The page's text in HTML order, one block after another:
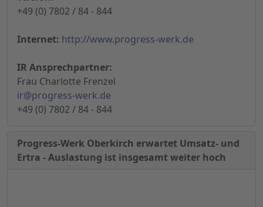
+49 (0) 7802 / 84 - 844
Internet: http://www.progress-werk.de
IR Ansprechpartner:
Frau Charlotte Frenzel
ir@progress-werk.de
+49 (0) 7802 / 84 - 844
Progress-Werk Oberkirch erwartet Umsatz- und
Ertra - Auslastung ist insgesamt weiter hoch